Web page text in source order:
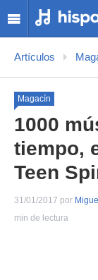
Artículos
Magacín
1000
tiempo,
Teen
31/01/2017 por
min de lectura